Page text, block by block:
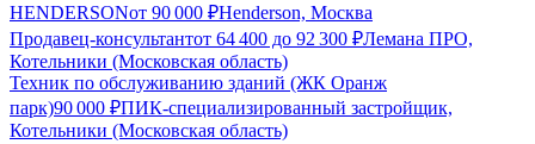
HENDERSONот 90 000 ₽Henderson, Москва
Продавец-консультантот 64 400 до 92 300 ₽Лемана ПРО,
Котельники (Московская область)
Техник по обслуживанию зданий (ЖК Оранж
парк)90 000 ₽ПИК-специализированный застройщик,
Котельники (Московская область)